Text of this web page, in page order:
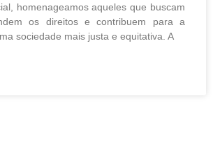
homenageamos aqueles que buscam
os direitos e contribuem para a
sociedade mais justa e equitativa. A